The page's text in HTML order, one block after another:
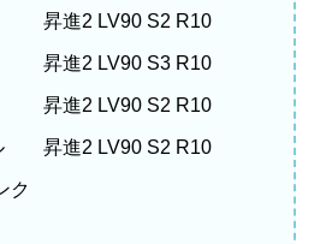
2 LV90 S2 R10
進2 LV90 S3 R10
進2 LV90 S2 R10
昇進2 LV90 S2 R10
ク